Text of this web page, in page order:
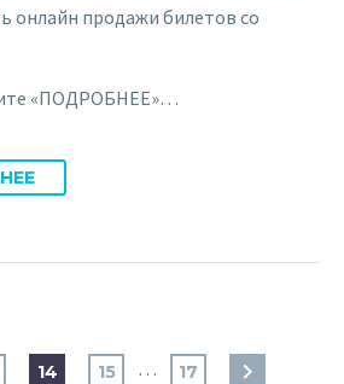
онлайн продажи билетов со
«ПОДРОБНЕЕ»…
14 15 … 17